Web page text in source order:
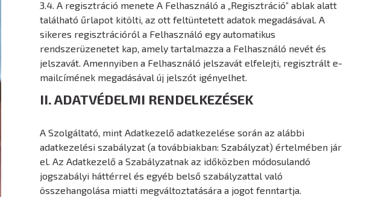
3.4. A regisztráció menete A Felhasználó a „Regisztráció” ablak alatt
található űrlapot kitölti, az ott feltüntetett adatok megadásával. A
sikeres regisztrációról a Felhasználó egy automatikus
rendszerüzenetet kap, amely tartalmazza a Felhasználó nevét és
jelszavát. Amennyiben a Felhasználó jelszavát elfelejti, regisztrált e-
mailcímének megadásával új jelszót igényelhet.
II. ADATVÉDELMI RENDELKEZÉSEK
A Szolgáltató, mint Adatkezelő adatkezelése során az alábbi
adatkezelési szabályzat (a továbbiakban: Szabályzat) értelmében jár
el. Az Adatkezelő a Szabályzatnak az időközben módosulandó
jogszabályi háttérrel és egyéb belső szabályzattal való
összehangolása miatti megváltoztatására a jogot fenntartja.